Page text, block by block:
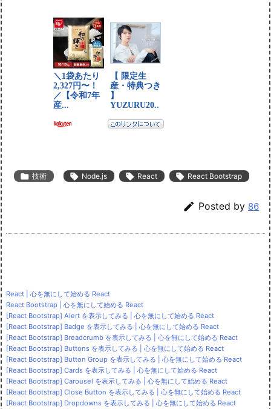
 技術  Node.js  React  React Bootstrap
 Posted by 86
React | 心を無にして始める React
React Bootstrap | 心を無にして始める React
[React Bootstrap] Alert を表示してみる | 心を無にして始める React
[React Bootstrap] Badge を表示してみる | 心を無にして始める React
[React Bootstrap] Breadcrumb を表示してみる | 心を無にして始める React
[React Bootstrap] Buttons を表示してみる | 心を無にして始める React
[React Bootstrap] Button Group を表示してみる | 心を無にして始める React
[React Bootstrap] Cards を表示してみる | 心を無にして始める React
[React Bootstrap] Carousel を表示してみる | 心を無にして始める React
[React Bootstrap] Close Button を表示してみる | 心を無にして始める React
[React Bootstrap] Dropdowns を表示してみる | 心を無にして始める React